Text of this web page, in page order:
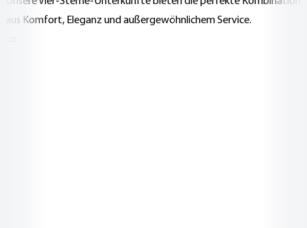
aus Komfort, Eleganz und außergewöhnlichem Service.